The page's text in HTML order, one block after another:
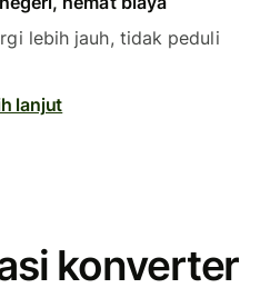
lebih jauh, tidak peduli
lanjut
konverter